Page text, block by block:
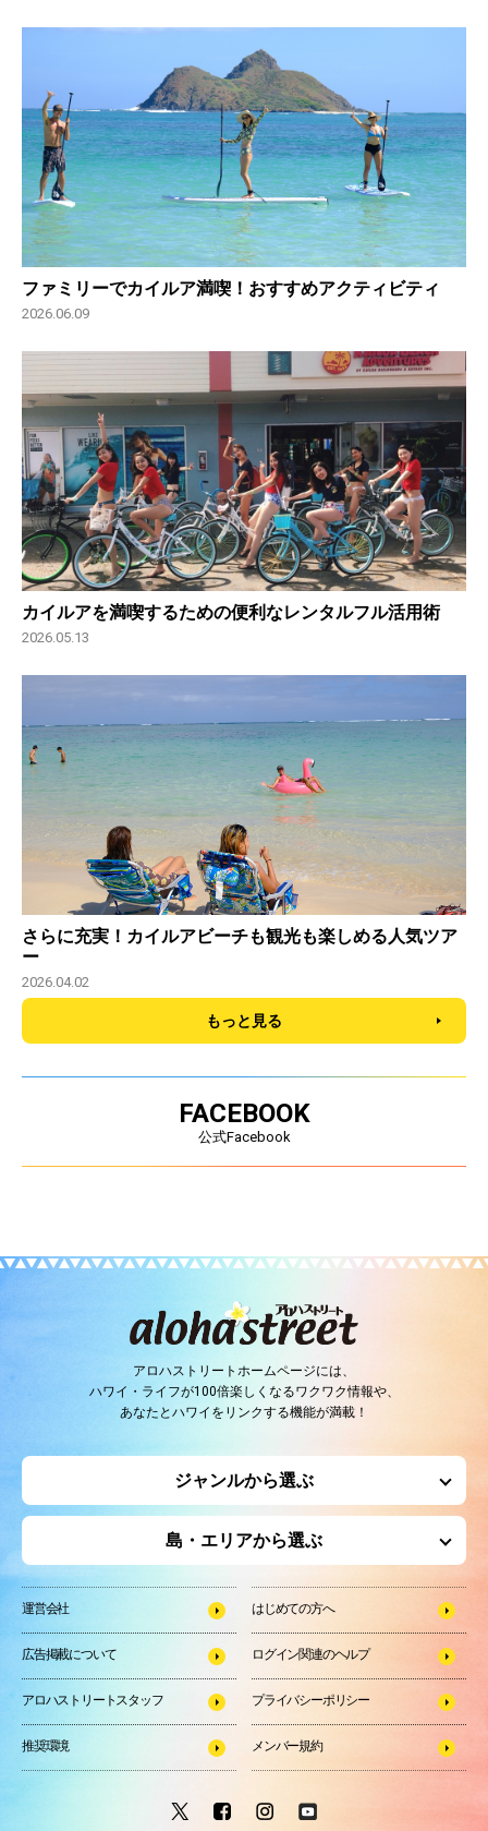
ファミリーでカイルア満喫！おすすめアクティビティ
2026.06.09
カイルアを満喫するための便利なレンタルフル活用術
2026.05.13
さらに充実！カイルアビーチも観光も楽しめる人気ツア
ー
2026.04.02
もっと見る
FACEBOOK
公式Facebook
アロハストリートホームページには、
ハワイ・ライフが100倍楽しくなるワクワク情報や、
あなたとハワイをリンクする機能が満載！
ジャンルから選ぶ
島・エリアから選ぶ
運営会社 はじめての方へ
広告掲載について ログイン関連のヘルプ
アロハストリートスタッフ プライバシーポリシー
推奨環境 メンバー規約